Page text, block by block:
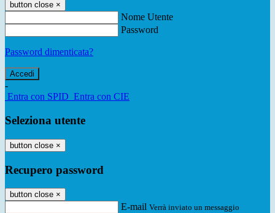
button close ×
Nome Utente
Password
Password dimenticata?
-
Entra con SPID Entra con CIE
Seleziona utente
button close ×
Recupero password
button close ×
E-mail Verrà inviato un messaggio